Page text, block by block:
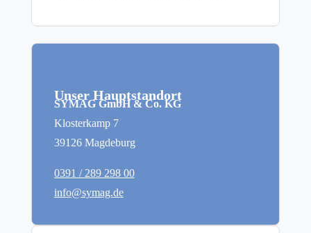
Unser Hauptstandort
SYMAG GmbH & Co. KG
Klosterkamp 7
39126 Magdeburg
0391 / 289 298 00
info@symag.de